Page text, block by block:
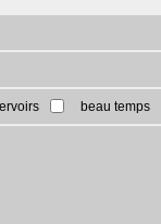
beau temps